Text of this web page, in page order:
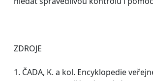
ZDROJE
1. ČADA, K. a kol. Encyklopedie